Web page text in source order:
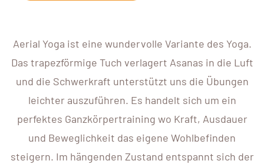
Aerial Yoga ist eine wundervolle Variante des Yoga.
Das trapezförmige Tuch verlagert Asanas in die Luft
und die Schwerkraft unterstützt uns die Übungen
leichter auszuführen. Es handelt sich um ein
perfektes Ganzkörpertraining wo Kraft, Ausdauer
und Beweglichkeit das eigene Wohlbefinden
steigern. Im hängenden Zustand entspannt sich der